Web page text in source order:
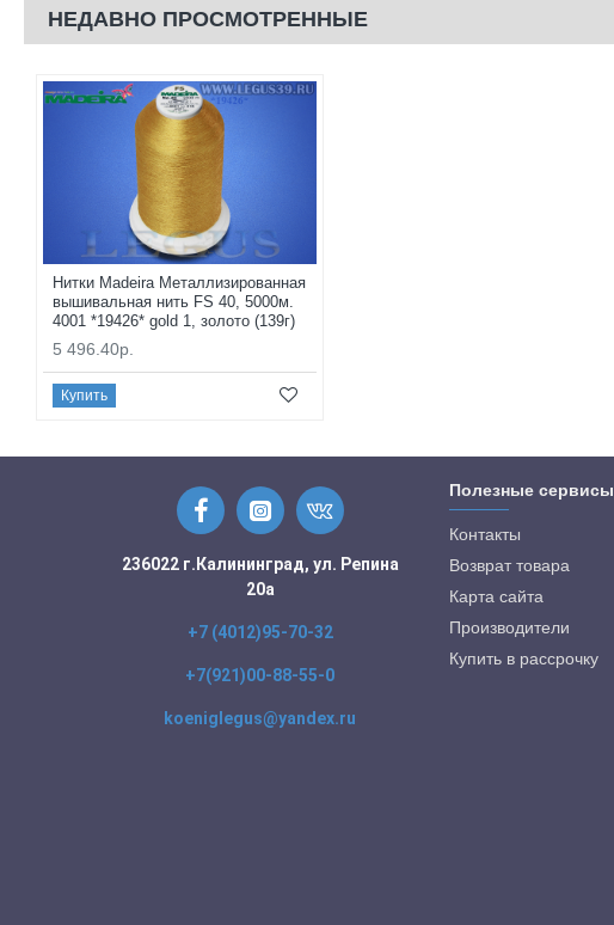
НЕДАВНО ПРОСМОТРЕННЫЕ
Нитки Madeira Металлизированная
вышивальная нить FS 40, 5000м.
4001 *19426* gold 1, золото (139г)
5 496.40р.
Купить
236022 г.Калининград, ул. Репина
20а
+7 (4012)95-70-32
+7(921)00-88-55-0
koeniglegus@yandex.ru
Полезные сервисы
Контакты
Возврат товара
Карта сайта
Производители
Купить в рассрочку